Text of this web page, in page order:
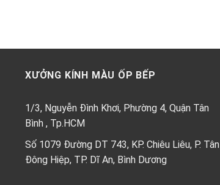
XƯỞNG KÍNH MÀU ỐP BẾP
1/3, Nguyễn Đình Khơi, Phường 4, Quận Tân
Bình , Tp.HCM
Số 1079 Đường DT 743, KP. Chiêu Liêu, P. Tân
Đông Hiệp, TP. Dĩ An, Bình Dương